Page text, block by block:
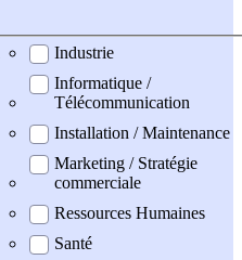
Industrie
Informatique /
Télécommunication
Installation / Maintenance
Marketing / Stratégie
commerciale
Ressources Humaines
Santé